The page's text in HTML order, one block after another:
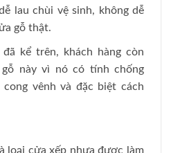
lau chùi vệ sinh, không dễ
gỗ thật.
kể trên, khách hàng còn
này vì nó có tính chống
vênh và đặc biệt cách
loại cửa xếp nhựa được làm